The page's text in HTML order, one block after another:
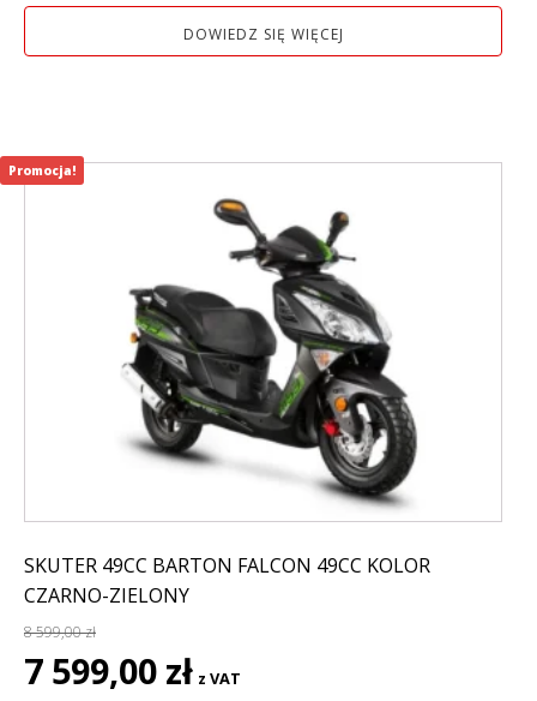
wynosiła:
wynosi:
6
DOWIEDZ SIĘ WIĘCEJ
SKUTER 49CC BARTON FALCON 49CC KOLOR
CZARNO-ZIELONY
8 599,00zł
Pierwotna
cena
7 599,00 zł cena
z VAT
Promocja!